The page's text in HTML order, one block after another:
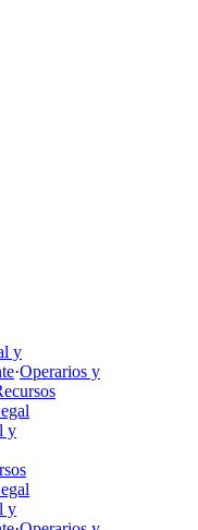
y
·Operarios y
y
y